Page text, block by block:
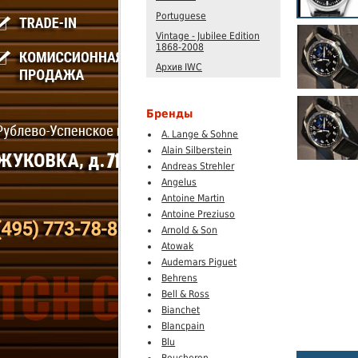
Portuguese
Vintage - Jubilee Edition
1868-2008
Архив IWC
Бренды
A. Lange & Sohne
Alain Silberstein
Andreas Strehler
Angelus
Antoine Martin
Antoine Preziuso
Arnold & Son
Atowak
Audemars Piguet
Behrens
Bell & Ross
Bianchet
Blancpain
Blu